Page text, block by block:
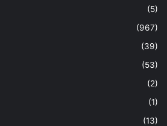
(5)
(967)
(39)
(53)
(2)
(1)
(13)